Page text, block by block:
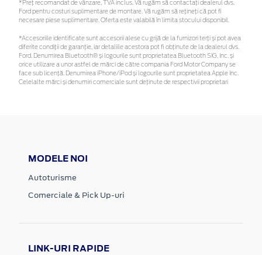
*Preţ recomandat de vânzare, TVA inclus. Vă rugăm să contactaţi dealerul dvs.
Ford pentru costuri suplimentare de montare. Vă rugăm să rețineți că pot fi
necesare piese suplimentare. Oferta este valabilă în limita stocului disponibil.
*Accesoriile identificate sunt accesorii alese cu grijă de la furnizori terți și pot avea
diferite condiții de garanție, iar detaliile acestora pot fi obținute de la dealerul dvs.
Ford. Denumirea Bluetooth® și logourile sunt proprietatea Bluetooth SIG, Inc. și
orice utilizare a unor astfel de mărci de către compania Ford Motor Company se
face sub licență. Denumirea iPhone/iPod și logourile sunt proprietatea Apple Inc.
Celelalte mărci și denumiri comerciale sunt deținute de respectivii proprietari
MODELE NOI
Autoturisme
Comerciale & Pick Up-uri
LINK-URI RAPIDE